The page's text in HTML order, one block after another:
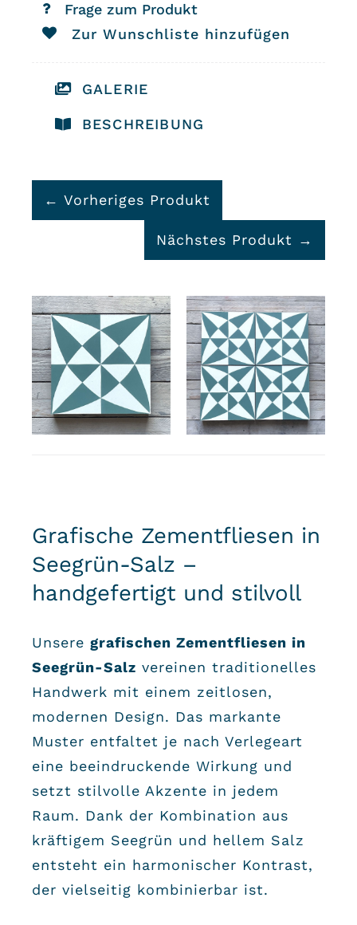
Frage zum Produkt
Zur Wunschliste hinzufügen
GALERIE
BESCHREIBUNG
← Vorheriges Produkt
Nächstes Produkt →
Grafische Zementfliesen in
Seegrün-Salz –
handgefertigt und stilvoll
Unsere grafischen Zementfliesen in
Seegrün-Salz vereinen traditionelles
Handwerk mit einem zeitlosen,
modernen Design. Das markante
Muster entfaltet je nach Verlegeart
eine beeindruckende Wirkung und
setzt stilvolle Akzente in jedem
Raum. Dank der Kombination aus
kräftigem Seegrün und hellem Salz
entsteht ein harmonischer Kontrast,
der vielseitig kombinierbar ist.